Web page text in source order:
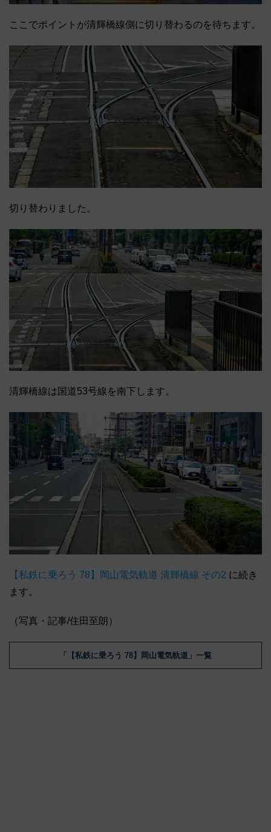
ここでポイントが清輝橋線側に切り替わるのを待ちます。
切り替わりました。
清輝橋線は国道53号線を南下します。
【私鉄に乗ろう 78】岡山電気軌道 清輝橋線 その2 に続き
ます。
（写真・記事/住田至朗）
「【私鉄に乗ろう 78】岡山電気軌道」一覧